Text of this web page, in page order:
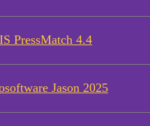
PressMatch 4.4
Jason 2025